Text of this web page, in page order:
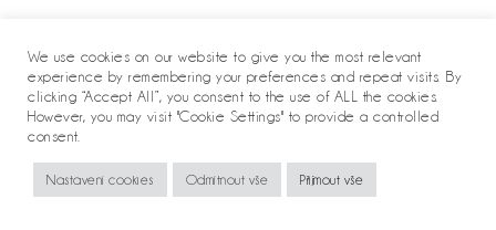
Copyright 2020 - Jindra Viková
We use cookies on our website to give you the most relevant
experience by remembering your preferences and repeat visits. By
clicking “Accept All”, you consent to the use of ALL the cookies.
However, you may visit "Cookie Settings" to provide a controlled
consent.
Nastavení cookies Odmítnout vše Přijmout vše